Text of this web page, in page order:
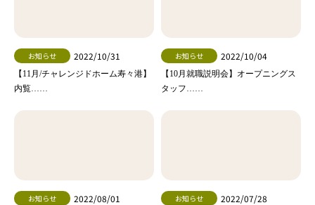
お知らせ 2022/10/31
【11月/チャレンジドホーム寿々港】
内覧……
お知らせ 2022/10/04
【10月就職説明会】オープニングス
タッフ……
お知らせ 2022/08/01 お知らせ 2022/07/28